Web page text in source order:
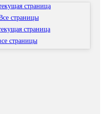
страница
страницы
страница
страницы